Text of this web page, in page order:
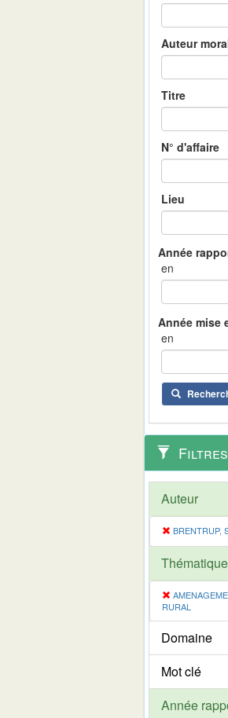
Auteur
Titre
N° d'affaire
Lieu
en
en
Filtres
Auteur
BRENTRUP,
Thématique
RURAL
Domaine
Mot clé
Année